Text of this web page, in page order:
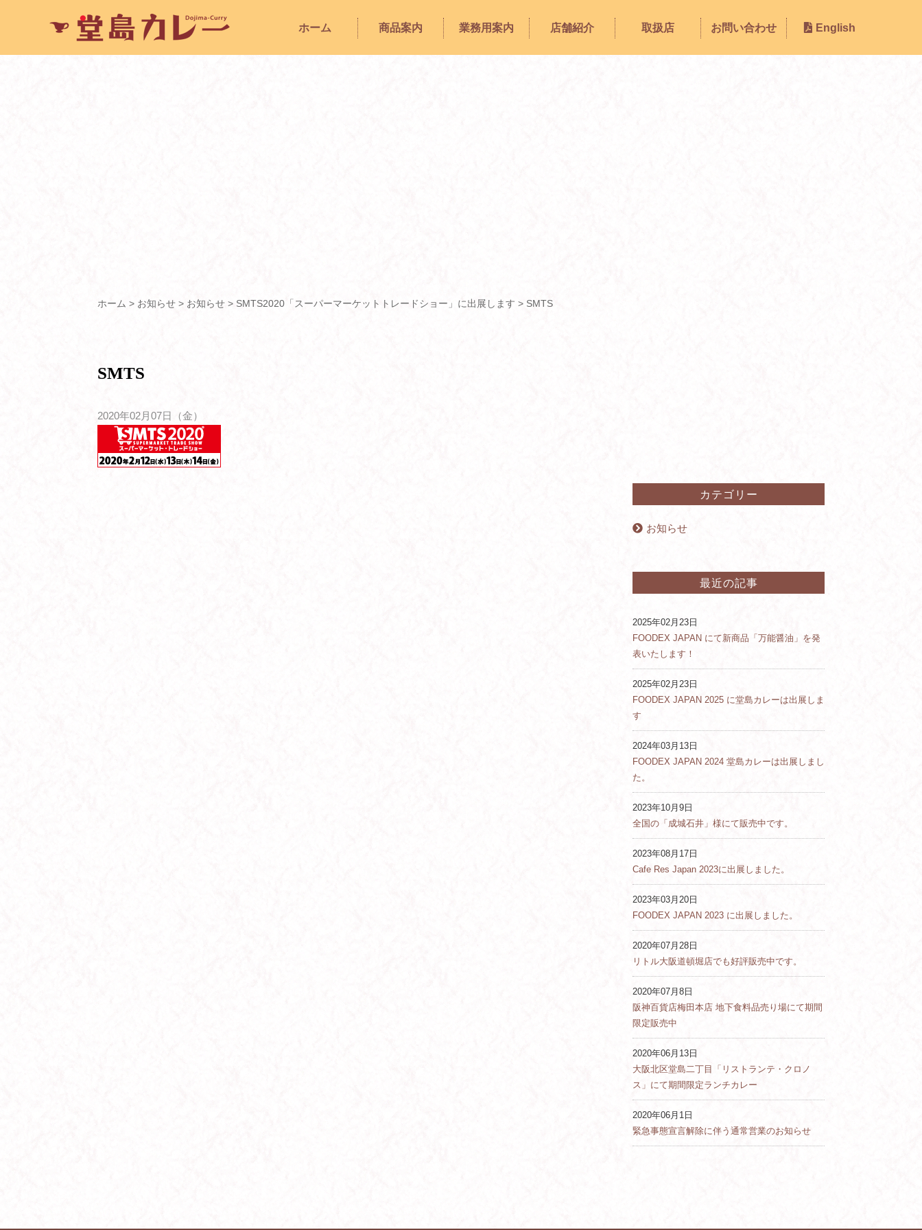
ホーム 商品案内 業務用案内 店舗紹介 取扱店 お問い合わせ English
ホーム > お知らせ > お知らせ > SMTS2020「スーパーマーケットトレードショー」に出展します > SMTS
SMTS
2020年02月07日（金）
カテゴリー
お知らせ
最近の記事
2025年02月23日
FOODEX JAPAN にて新商品「万能醤油」を発
表いたします！
2025年02月23日
FOODEX JAPAN 2025 に堂島カレーは出展しま
す
2024年03月13日
FOODEX JAPAN 2024 堂島カレーは出展しまし
た。
2023年10月9日
全国の「成城石井」様にて販売中です。
2023年08月17日
Cafe Res Japan 2023に出展しました。
2023年03月20日
FOODEX JAPAN 2023 に出展しました。
2020年07月28日
リトル大阪道頓堀店でも好評販売中です。
2020年07月8日
阪神百貨店梅田本店 地下食料品売り場にて期間
限定販売中
2020年06月13日
大阪北区堂島二丁目「リストランテ・クロノ
ス」にて期間限定ランチカレー
2020年06月1日
緊急事態宣言解除に伴う通常営業のお知らせ